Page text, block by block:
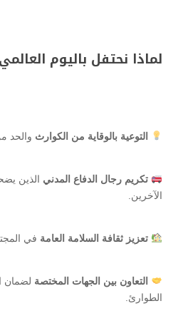
لماذا نحتفل باليوم
التوعية بالوقاية من الكوارث والحد
تكريم رجال الدفاع المدني الذين
الآخرين.
تعزيز ثقافة السلامة العامة في
التعاون بين الجهات المختصة لضمان
الطوارئ.